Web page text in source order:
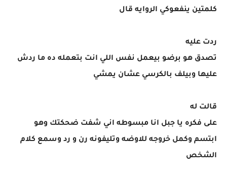
كلمتين ينفعوكي الروايه قال
ردت عليه
تصدق هو برضو بيعمل نفس اللي انت بتعمله ده ما ردش
عليها وبيلف بالكرسي عشان يمشي
قالت له
على فكره يا جبل انا مبسوطه اني شفت ضحكتك وهو
ابتسم وكمل خروجه للاوضه وتليفونه رن و رد وسمع كلام
الشخص